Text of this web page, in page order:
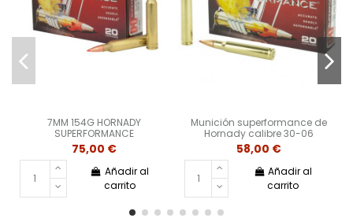
7MM 154G HORNADY
SUPERFORMANCE
75,00 €
Añadir al
carrito
Munición superformance de
Hornady calibre 30-06
58,00 €
Añadir al
carrito